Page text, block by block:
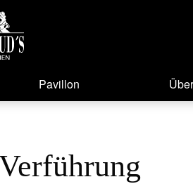
Pavillon